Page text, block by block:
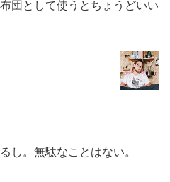
団として使うとちょうどいい
し。無駄なことはない。